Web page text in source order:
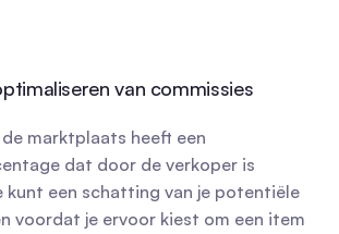
van commissies
marktplaats heeft een
dat door de verkoper is
kunt een schatting van je potentiële
voordat je ervoor kiest om een item